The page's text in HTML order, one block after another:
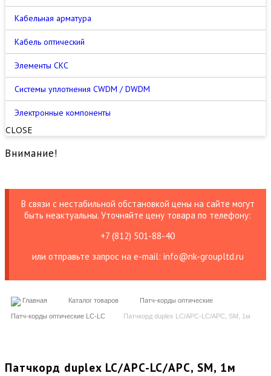
Кабельная арматура
Кабель оптический
Элементы СКС
Cистемы уплотнения CWDM / DWDM
Электронные компоненты
CLOSE
Внимание!
В связи с нестабильной обстановкой цены на сайте могут
быть неактуальны. Уточняйте цену товара по телефону:
+7 (812) 501-88-40
или отправьте запрос на е-mail: info@nk-groupltd.ru
Главная Каталог товаров Патч-корды оптические
Патч-корды оптические LC-LC Патчкорд duplex LC/APC-LC/APC, SM, 1м
Патчкорд duplex LC/APC-LC/APC, SM, 1м